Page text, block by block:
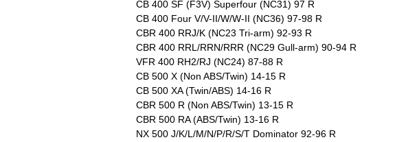
CB 400 SF (F3V) Superfour (NC31) 97 R
CB 400 Four V/V-II/W/W-II (NC36) 97-98 R
CBR 400 RRJ/K (NC23 Tri-arm) 92-93 R
CBR 400 RRL/RRN/RRR (NC29 Gull-arm) 90-94 R
VFR 400 RH2/RJ (NC24) 87-88 R
CB 500 X (Non ABS/Twin) 14-15 R
CB 500 XA (Twin/ABS) 14-16 R
CBR 500 R (Non ABS/Twin) 13-15 R
CBR 500 RA (ABS/Twin) 13-16 R
NX 500 J/K/L/M/N/P/R/S/T Dominator 92-96 R